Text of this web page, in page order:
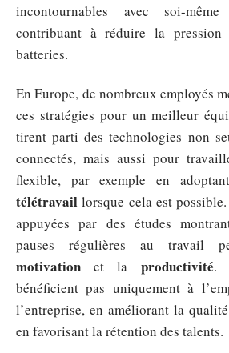
incontournables avec soi-
contribuant à réduire la
batteries.
En Europe, de nombreux employés
ces stratégies pour un meilleur
tirent parti des technologies non
connectés, mais aussi pour
flexible, par exemple en
télétravail lorsque cela est
appuyées par des études
pauses régulières au travail
motivation et la productivité.
bénéficient pas uniquement à
l’entreprise, en améliorant la
en favorisant la rétention des talents.